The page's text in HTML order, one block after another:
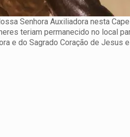
Senhora Auxiliadora nesta
teriam permanecido no local
e do Sagrado Coração de Jesus